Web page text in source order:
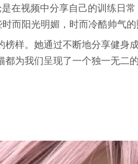
在视频中分享自己的训练日
阳光明媚，时而冷酷帅气的
样。她通过不断地分享健
为我们呈现了一个独一无